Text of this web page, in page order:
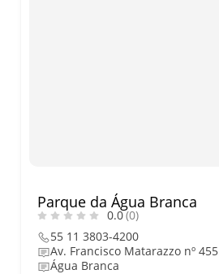
Parque da Água Branca
0.0(0)
55 11 3803-4200
Av. Francisco Matarazzo nº 455
Água Branca